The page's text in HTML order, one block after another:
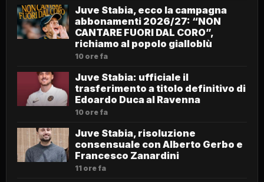
Juve Stabia, ecco la campagna
abbonamenti 2026/27: “NON
CANTARE FUORI DAL CORO”,
richiamo al popolo gialloblù
10 ore fa
Juve Stabia: ufficiale il
trasferimento a titolo definitivo di
Edoardo Duca al Ravenna
10 ore fa
Juve Stabia, risoluzione
consensuale con Alberto Gerbo e
Francesco Zanardini
11 ore fa